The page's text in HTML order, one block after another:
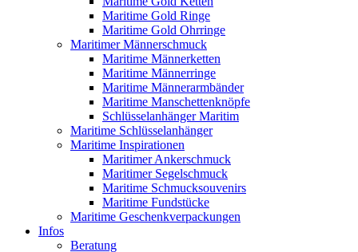
Maritime Gold Ringe
Maritime Gold Ohrringe
Maritimer Männerschmuck
Maritime Männerketten
Maritime Männerringe
Maritime Männerarmbänder
Maritime Manschettenknöpfe
Schlüsselanhänger Maritim
Maritime Schlüsselanhänger
Maritime Inspirationen
Maritimer Ankerschmuck
Maritimer Segelschmuck
Maritime Schmucksouvenirs
Maritime Fundstücke
Maritime Geschenkverpackungen
Infos
Beratung